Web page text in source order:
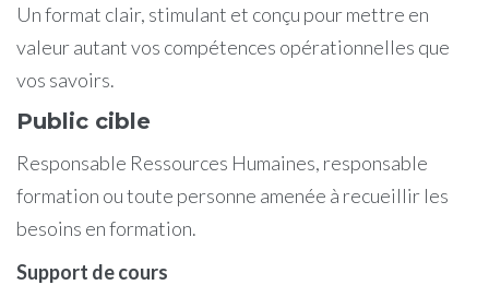
Un format clair, stimulant et conçu pour mettre en
valeur autant vos compétences opérationnelles que
vos savoirs.
Public cible
Responsable Ressources Humaines, responsable
formation ou toute personne amenée à recueillir les
besoins en formation.
Support de cours